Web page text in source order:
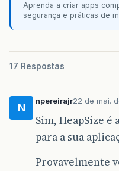
Aprenda a criar apps
segurança e práticas de
17 Respostas
N
npereirajr22 de mai.
Sim, HeapSize é
para a sua
Provavelmente